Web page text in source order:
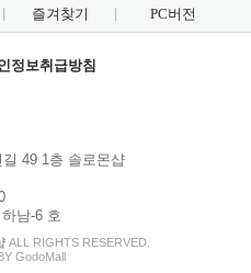
즐겨찾기 PC버전
정보취급방침
49 1층 솔로몬샵
남-6 호
ALL RIGHTS RESERVED.
GodoMall